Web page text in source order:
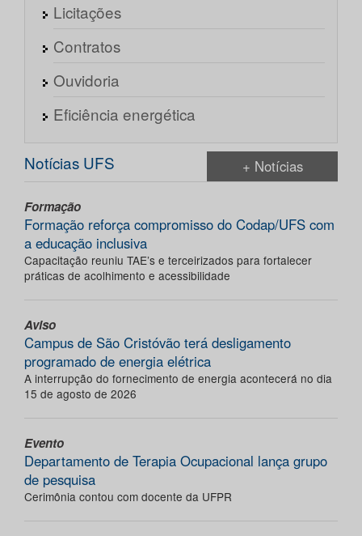
Licitações
Contratos
Ouvidoria
Eficiência energética
Notícias UFS + Notícias
Formação
Formação reforça compromisso do Codap/UFS com
a educação inclusiva
Capacitação reuniu TAE’s e terceirizados para fortalecer
práticas de acolhimento e acessibilidade
Aviso
Campus de São Cristóvão terá desligamento
programado de energia elétrica
A interrupção do fornecimento de energia acontecerá no dia
15 de agosto de 2026
Evento
Departamento de Terapia Ocupacional lança grupo
de pesquisa
Cerimônia contou com docente da UFPR